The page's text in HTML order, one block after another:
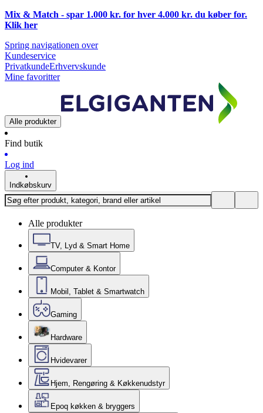
Mix & Match - spar 1.000 kr. for hver 4.000 kr. du køber for.
Klik her
Spring navigationen over
Kundeservice
PrivatkundeErhvervskunde
Mine favoritter
Alle produkter
Find butik
Log ind
Indkøbskurv
Alle produkter
TV, Lyd & Smart Home
Computer & Kontor
Mobil, Tablet & Smartwatch
Gaming
Hardware
Hvidevarer
Hjem, Rengøring & Køkkenudstyr
Epoq køkken & bryggers